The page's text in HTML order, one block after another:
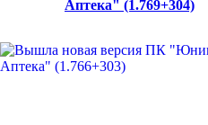
Аптека" (1.769+304)